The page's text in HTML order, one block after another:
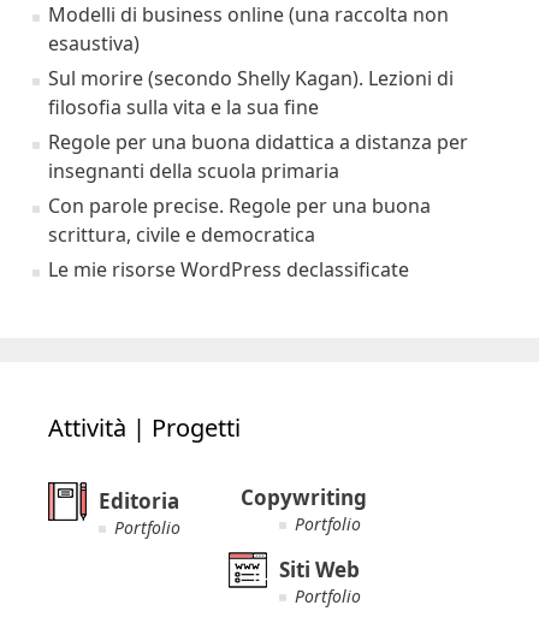
Modelli di business online (una raccolta non
esaustiva)
Sul morire (secondo Shelly Kagan). Lezioni di
filosofia sulla vita e la sua fine
Regole per una buona didattica a distanza per
insegnanti della scuola primaria
Con parole precise. Regole per una buona
scrittura, civile e democratica
Le mie risorse WordPress declassificate
Attività | Progetti
Editoria
Portfolio
Copywriting
Portfolio
Siti Web
Portfolio